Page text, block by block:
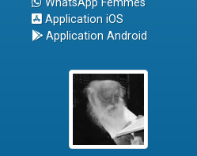
WhatsApp Femmes
Application iOS
Application Android